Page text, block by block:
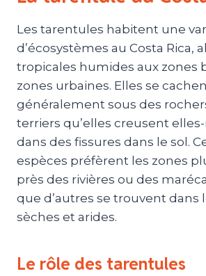
Les tarentules habitent une
d’écosystèmes au Costa Rica,
tropicales humides aux zones
zones urbaines. Elles se
généralement sous des
terriers qu’elles creusent
dans des fissures dans le sol.
espèces préfèrent les zones
près des rivières ou des
que d’autres se trouvent dans
sèches et arides.
Le rôle des tarentules